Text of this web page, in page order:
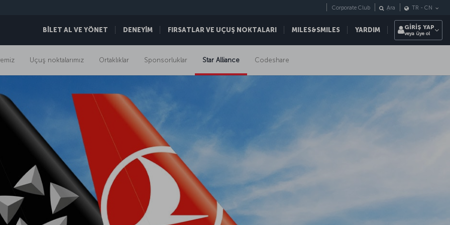
BİLET AL VE YÖNET DENEYİM FIRSATLAR VE UÇUŞ NOKTALARI MILES&SMILES YARDIM
Corporate Club Ara TR - CN
GİRİŞ YAP
veya üye ol
Uçuş noktalarımız Ortaklıklar Sponsorluklar Star Alliance Codeshare